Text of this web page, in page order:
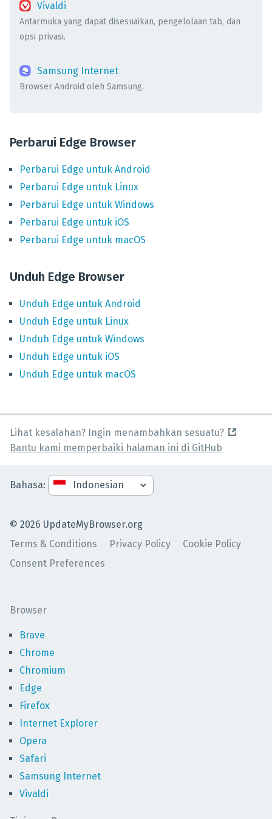
Vivaldi
Antarmuka yang dapat disesuaikan, pengelolaan tab, dan
opsi privasi.
Samsung Internet
Browser Android oleh Samsung.
Perbarui Edge Browser
Perbarui Edge untuk Android
Perbarui Edge untuk Linux
Perbarui Edge untuk Windows
Perbarui Edge untuk iOS
Perbarui Edge untuk macOS
Unduh Edge Browser
Unduh Edge untuk Android
Unduh Edge untuk Linux
Unduh Edge untuk Windows
Unduh Edge untuk iOS
Unduh Edge untuk macOS
Lihat kesalahan? Ingin menambahkan sesuatu?
Bantu kami memperbaiki halaman ini di GitHub
© 2026 UpdateMyBrowser.org
Terms & Conditions
Privacy Policy
Cookie Policy
Consent Preferences
Bahasa:
Browser
Brave
Chrome
Chromium
Edge
Firefox
Internet Explorer
Opera
Safari
Samsung Internet
Vivaldi